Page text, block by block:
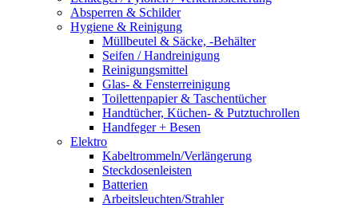
Absperren & Schilder
Hygiene & Reinigung
Müllbeutel & Säcke, -Behälter
Seifen / Handreinigung
Reinigungsmittel
Glas- & Fensterreinigung
Toilettenpapier & Taschentücher
Handtücher, Küchen- & Putztuchrollen
Handfeger + Besen
Elektro
Kabeltrommeln/Verlängerung
Steckdosenleisten
Batterien
Arbeitsleuchten/Strahler